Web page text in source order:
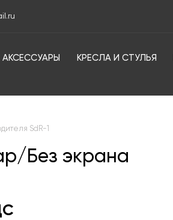
АКСЕССУАРЫ КРЕСЛА И СТУЛЬЯ
SdR-1
Без экрана